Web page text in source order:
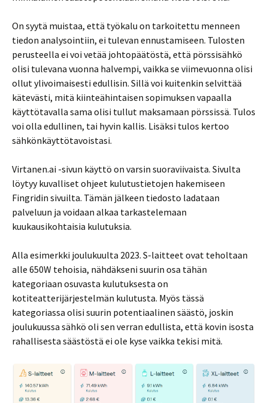
On syytä muistaa, että työkalu on tarkoitettu menneen
tiedon analysointiin, ei tulevan ennustamiseen. Tulosten
perusteella ei voi vetää johtopäätöstä, että pörssisähkö
olisi tulevana vuonna halvempi, vaikka se viimevuonna olisi
ollut ylivoimaisesti edullisin. Sillä voi kuitenkin selvittää
kätevästi, mitä kiinteähintaisen sopimuksen vapaalla
käyttötavalla sama olisi tullut maksamaan pörssissä. Tulos
voi olla edullinen, tai hyvin kallis. Lisäksi tulos kertoo
sähkönkäyttötavoistasi.
Virtanen.ai -sivun käyttö on varsin suoraviivaista. Sivulta
löytyy kuvalliset ohjeet kulutustietojen hakemiseen
Fingridin sivuilta. Tämän jälkeen tiedosto ladataan
palveluun ja voidaan alkaa tarkastelemaan
kuukausikohtaisia kulutuksia.
Alla esimerkki joulukuulta 2023. S-laitteet ovat teholtaan
alle 650W tehoisia, nähdäkseni suurin osa tähän
kategoriaan osuvasta kulutuksesta on
kotiteatterijärjestelmän kulutusta. Myös tässä
kategoriassa olisi suurin potentiaalinen säästö, joskin
joulukuussa sähkö oli sen verran edullista, että kovin isosta
rahallisesta säästöstä ei ole kyse vaikka tekisi mitä.